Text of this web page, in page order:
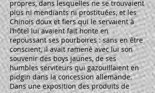
propres, dans lesquelles ne se trouvaient
plus ni mendiants ni prostituées, et les
Chinois doux et fiers qui le servaient à
l’hôtel lui avaient fait honte en
repoussant ses pourboires : sans en être
conscient, il avait ramené avec lui son
souvenir des boys jaunes, de ses
humbles serviteurs qui gazouillaient en
pidgin dans la concession allemande.
Dans une exposition des produits de